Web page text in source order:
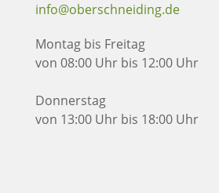
info@oberschneiding.de
Montag bis Freitag
von 08:00 Uhr bis 12:00 Uhr
Donnerstag
von 13:00 Uhr bis 18:00 Uhr